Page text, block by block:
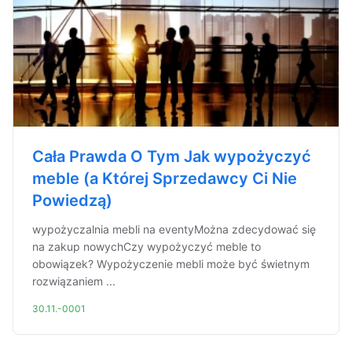
Cała Prawda O Tym Jak wypożyczyć
meble (a Której Sprzedawcy Ci Nie
Powiedzą)
wypożyczalnia mebli na eventyMożna zdecydować się
na zakup nowychCzy wypożyczyć meble to
obowiązek? Wypożyczenie mebli może być świetnym
rozwiązaniem ...
30.11.-0001